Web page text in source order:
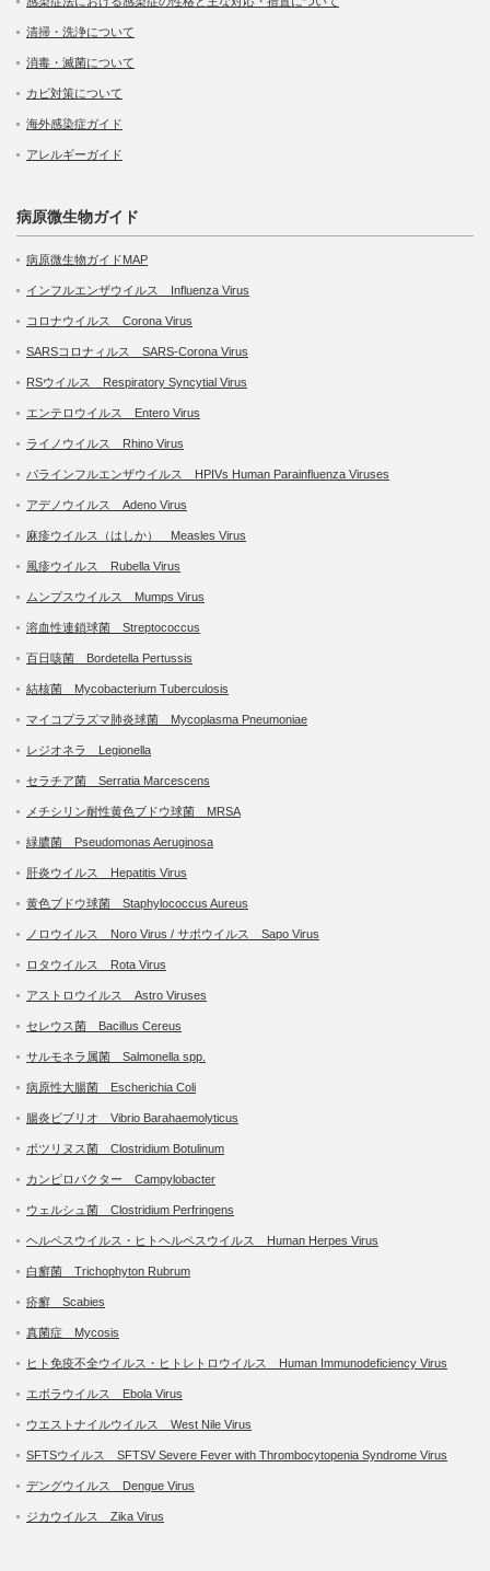
清掃・洗浄について
消毒・滅菌について
カビ対策について
海外感染症ガイド
アレルギーガイド
病原微生物ガイド
病原微生物ガイドMAP
インフルエンザウイルス Influenza Virus
コロナウイルス Corona Virus
SARSコロナィルス SARS-Corona Virus
RSウイルス Respiratory Syncytial Virus
エンテロウイルス Entero Virus
ライノウイルス Rhino Virus
パラインフルエンザウイルス HPIVs Human Parainfluenza Viruses
アデノウイルス Adeno Virus
麻疹ウイルス（はしか） Measles Virus
風疹ウイルス Rubella Virus
ムンプスウイルス Mumps Virus
溶血性連鎖球菌 Streptococcus
百日咳菌 Bordetella Pertussis
結核菌 Mycobacterium Tuberculosis
マイコプラズマ肺炎球菌 Mycoplasma Pneumoniae
レジオネラ Legionella
セラチア菌 Serratia Marcescens
メチシリン耐性黄色ブドウ球菌 MRSA
緑膿菌 Pseudomonas Aeruginosa
肝炎ウイルス Hepatitis Virus
黄色ブドウ球菌 Staphylococcus Aureus
ノロウイルス Noro Virus / サポウイルス Sapo Virus
ロタウイルス Rota Virus
アストロウイルス Astro Viruses
セレウス菌 Bacillus Cereus
サルモネラ属菌 Salmonella spp.
病原性大腸菌 Escherichia Coli
腸炎ビブリオ Vibrio Barahaemolyticus
ボツリヌス菌 Clostridium Botulinum
カンピロバクター Campylobacter
ウェルシュ菌 Clostridium Perfringens
ヘルペスウイルス・ヒトヘルペスウイルス Human Herpes Virus
白癬菌 Trichophyton Rubrum
疥癬 Scabies
真菌症 Mycosis
ヒト免疫不全ウイルス・ヒトレトロウイルス Human Immunodeficiency Virus
エボラウイルス Ebola Virus
ウエストナイルウイルス West Nile Virus
SFTSウイルス SFTSV Severe Fever with Thrombocytopenia Syndrome Virus
デングウイルス Dengue Virus
ジカウイルス Zika Virus